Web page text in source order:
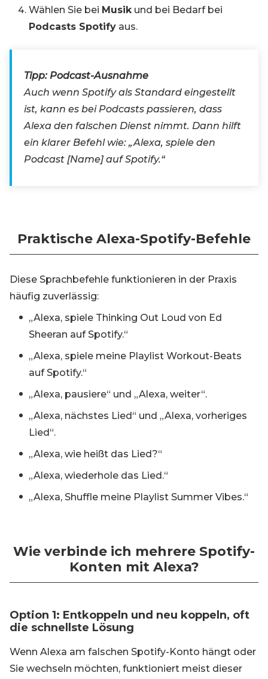
Wählen Sie bei Musikund bei Bedarf bei
Podcasts Spotify aus.
Tipp: Podcast-Ausnahme
Auch wenn Spotify als Standard eingestellt
ist, kann es bei Podcasts passieren, dass
Alexa den falschen Dienst nimmt. Dann hilft
ein klarer Befehl wie: „Alexa, spiele den
Podcast [Name] auf Spotify.“
Praktische Alexa-Spotify-Befehle
Diese Sprachbefehle funktionieren in der Praxis
häufig zuverlässig:
„Alexa, spiele Thinking Out Loud von Ed
Sheeran auf Spotify.“
„Alexa, spiele meine Playlist Workout-Beats
auf Spotify.“
„Alexa, pausiere“ und „Alexa, weiter“.
„Alexa, nächstes Lied“ und „Alexa, vorheriges
Lied“.
„Alexa, wie heißt das Lied?“
„Alexa, wiederhole das Lied.“
„Alexa, Shuffle meine Playlist Summer Vibes.“
Wie verbinde ich mehrere Spotify-
Konten mit Alexa?
Option 1: Entkoppeln und neu koppeln, oft
die schnellste Lösung
Wenn Alexa am falschen Spotify-Konto hängt oder
Sie wechseln möchten, funktioniert meist dieser